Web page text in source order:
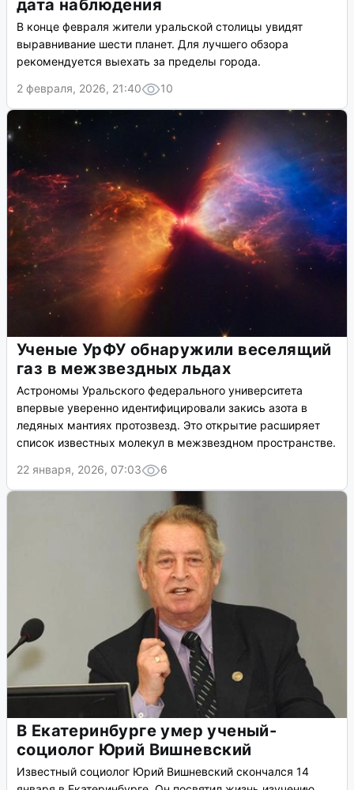
дата наблюдения
В конце февраля жители уральской столицы увидят
выравнивание шести планет. Для лучшего обзора
рекомендуется выехать за пределы города.
2 февраля, 2026, 21:40
10
Ученые УрФУ обнаружили веселящий
газ в межзвездных льдах
Астрономы Уральского федерального университета
впервые уверенно идентифицировали закись азота в
ледяных мантиях протозвезд. Это открытие расширяет
список известных молекул в межзвездном пространстве.
22 января, 2026, 07:03
6
В Екатеринбурге умер ученый-
социолог Юрий Вишневский
Известный социолог Юрий Вишневский скончался 14